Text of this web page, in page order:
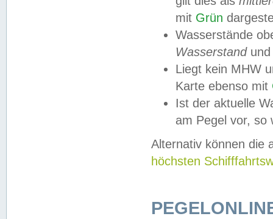
mit Grün
Wasserstände
Wasserstandund
Liegt kein MHW
Karte ebenso mit
Ist der aktuelle
am Pegel vor,
Alternativ können die
höchsten